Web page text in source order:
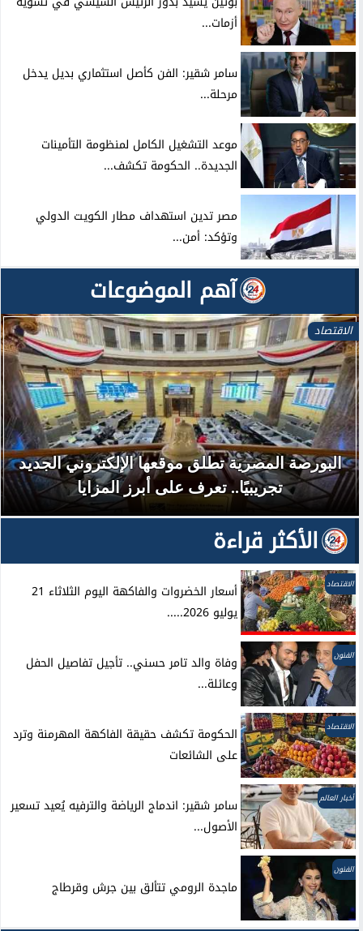
أزمات...
سامر شقير: الفن كأصل استثماري بديل يدخل
مرحلة...
موعد التشغيل الكامل لمنظومة التأمينات
الجديدة.. الحكومة تكشف...
مصر تدين استهداف مطار الكويت الدولي
وتؤكد: أمن...
آهم الموضوعات
الاقتصاد
البورصة المصرية تطلق موقعها الإلكتروني الجديد
تجريبيًا.. تعرف على أبرز المزايا
الأكثر قراءة
الاقتصاد
أسعار الخضروات والفاكهة اليوم الثلاثاء 21
يوليو 2026.....
الفنون
وفاة والد تامر حسني.. تأجيل تفاصيل الحفل
وعائلة...
الاقتصاد
الحكومة تكشف حقيقة الفاكهة المهرمنة وترد
على الشائعات
أخبار العالم
سامر شقير: اندماج الرياضة والترفيه يُعيد تسعير
الأصول...
الفنون
ماجدة الرومي تتألق بين جرش وقرطاج